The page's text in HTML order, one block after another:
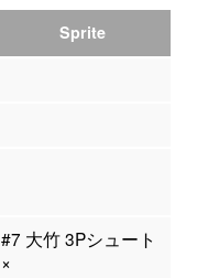
Sprite
#7 大竹 3Pシュート
×